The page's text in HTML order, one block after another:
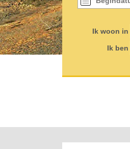
Ik woon in
Ik ben